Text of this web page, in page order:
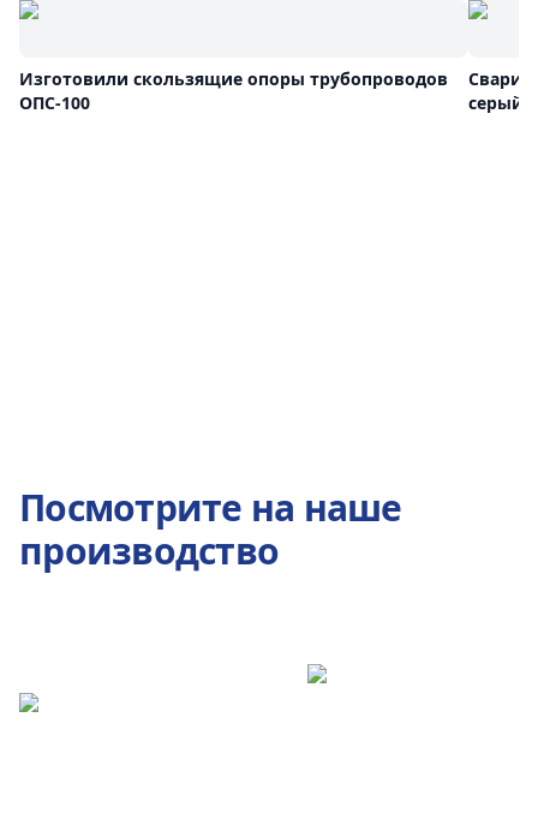
Изготовили скользящие опоры трубопроводов
ОПС-100
серый
Посмотрите на наше
производство